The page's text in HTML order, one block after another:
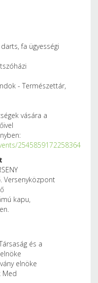
darts, fa ügyességi
- Természettár,
vására a
2545859172258364
Versenyközpont
kapu,
és a
elnöke
Med